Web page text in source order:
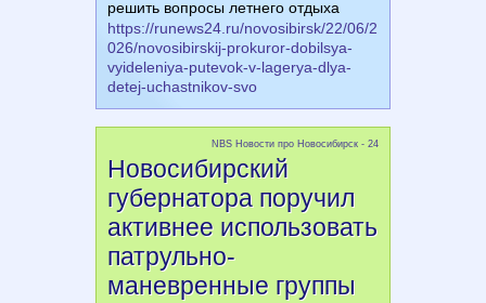
решить вопросы летнего отдыха
https://runews24.ru/novosibirsk/22/06/2
026/novosibirskij-prokuror-dobilsya-
vyideleniya-putevok-v-lagerya-dlya-
detej-uchastnikov-svo
NBS Новости про Новосибирск - 24
Новосибирский
губернатора поручил
активнее использовать
патрульно-
маневренные группы